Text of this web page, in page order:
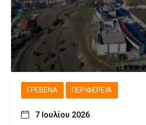
ΓΡΕΒΕΝΆ ΠΕΡΙΦΈΡΕΙΑ
7 Ιουλίου 2026